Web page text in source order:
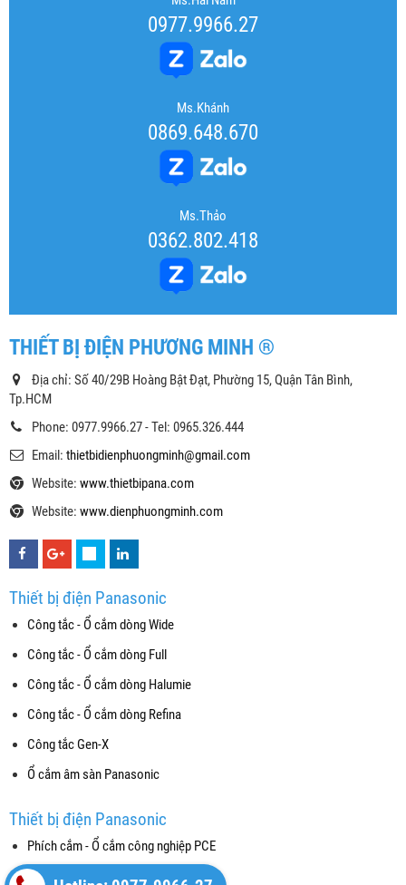
0977.9966.27
Ms.Khánh
0869.648.670
Ms.Thảo
0362.802.418
THIẾT BỊ ĐIỆN PHƯƠNG MINH ®
Địa chỉ: Số 40/29B Hoàng Bật Đạt, Phường 15, Quận Tân Bình,
Tp.HCM
Phone: 0977.9966.27 - Tel: 0965.326.444
Email: thietbidienphuongminh@gmail.com
Website: www.thietbipana.com
Website: www.dienphuongminh.com
Thiết bị điện Panasonic
Công tắc - Ổ cắm dòng Wide
Công tắc - Ổ cắm dòng Full
Công tắc - Ổ cắm dòng Halumie
Công tắc - Ổ cắm dòng Refina
Công tắc Gen-X
Ổ cắm âm sàn Panasonic
Thiết bị điện Panasonic
Phích cắm - Ổ cắm công nghiệp PCE
Thiết bị đóng cắt (CB)